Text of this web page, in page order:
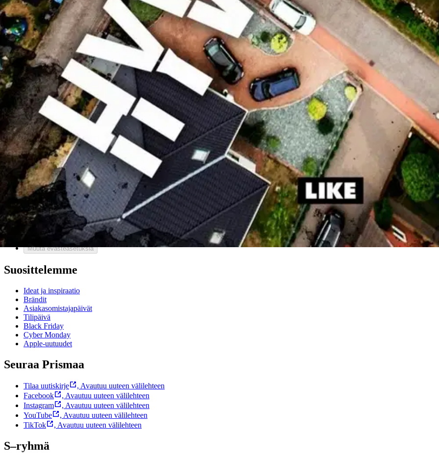
Ohjeet
Ensitilaajan pikaopas
Myymälänouto
Palautukset
Reklamaatio
Takuu ja huolto
Toimitustavat
Maksutavat
Asennuspalvelut
Tilaus- ja toimitusehdot
Käyttöehdot
Tietosuojakäytäntö
Saavutettavuus
Vastuullisuus
Sivukartta
Mitä pidät Prisma.fi-verkkokaupasta?
Asiakaspalvelu
Usein kysytyt kysymykset
Ota yhteyttä asiakaspalveluun
Bonus ja asiakasomistajuus
Prisma-myymälöiden yhteystiedot
Mikä on Prisma?
Palvelut Prismassa
Muuta evästeasetuksia
Suosittelemme
Ideat ja inspiraatio
Brändit
Asiakasomistajapäivät
Tilipäivä
Black Friday
Cyber Monday
Apple-uutuudet
Seuraa Prismaa
Tilaa uutiskirje , Avautuu uuteen välilehteen
Facebook
, Avautuu uuteen välilehteen
Instagram
, Avautuu uuteen välilehteen
YouTube
, Avautuu uuteen välilehteen
TikTok
, Avautuu uuteen välilehteen
S–ryhmä